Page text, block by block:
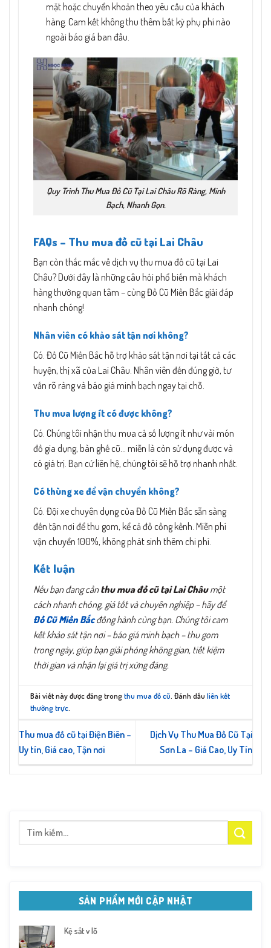
Tìm
SẢN PHẨM MỚI CẬP NHẬT
Kệ sắt v lỗ
mặt hoặc chuyển khoản theo yêu cầu của khách
hàng. Cam kết không thu thêm bất kỳ phụ phí nào
ngoài báo giá ban đầu.
Quy Trình Thu Mua Đồ Cũ Tại Lai Châu Rõ Ràng, Minh
Bạch, Nhanh Gọn.
FAQs – Thu mua đồ cũ tại Lai Châu
Bạn còn thắc mắc về dịch vụ thu mua đồ cũ tại Lai
Châu? Dưới đây là những câu hỏi phổ biến mà khách
hàng thường quan tâm – cùng Đồ Cũ Miền Bắc giải đáp
nhanh chóng!
Nhân viên có khảo sát tận nơi không?
Có. Đồ Cũ Miền Bắc hỗ trợ khảo sát tận nơi tại tất cả các
huyện, thị xã của Lai Châu. Nhân viên đến đúng giờ, tư
vấn rõ ràng và báo giá minh bạch ngay tại chỗ.
Thu mua lượng ít có được không?
Có. Chúng tôi nhận thu mua cả số lượng ít như vài món
đồ gia dụng, bàn ghế cũ… miễn là còn sử dụng được và
có giá trị. Bạn cứ liên hệ, chúng tôi sẽ hỗ trợ nhanh nhất.
Có thùng xe để vận chuyển không?
Có. Đội xe chuyên dụng của Đồ Cũ Miền Bắc sẵn sàng
đến tận nơi để thu gom, kể cả đồ cồng kềnh. Miễn phí
vận chuyển 100%, không phát sinh thêm chi phí.
Kết luận
Nếu bạn đang cầnthu mua đồ cũ tại Lai Châumột
cách nhanh chóng, giá tốt và chuyên nghiệp – hãy để
Đồ Cũ Miền Bắcđồng hành cùng bạn. Chúng tôi cam
kết khảo sát tận nơi – báo giá minh bạch – thu gom
trong ngày, giúp bạn giải phóng không gian, tiết kiệm
thời gian và nhận lại giá trị xứng đáng.
Bài viết này được đăng trongthu mua đồ cũ . Đánh dấuliên kết
thường trực
Thu mua đồ cũ tại Điện Biên –
Uy tín, Giá cao, Tận nơi
Dịch Vụ Thu Mua Đồ Cũ Tại
Sơn La – Giá Cao, Uy Tín